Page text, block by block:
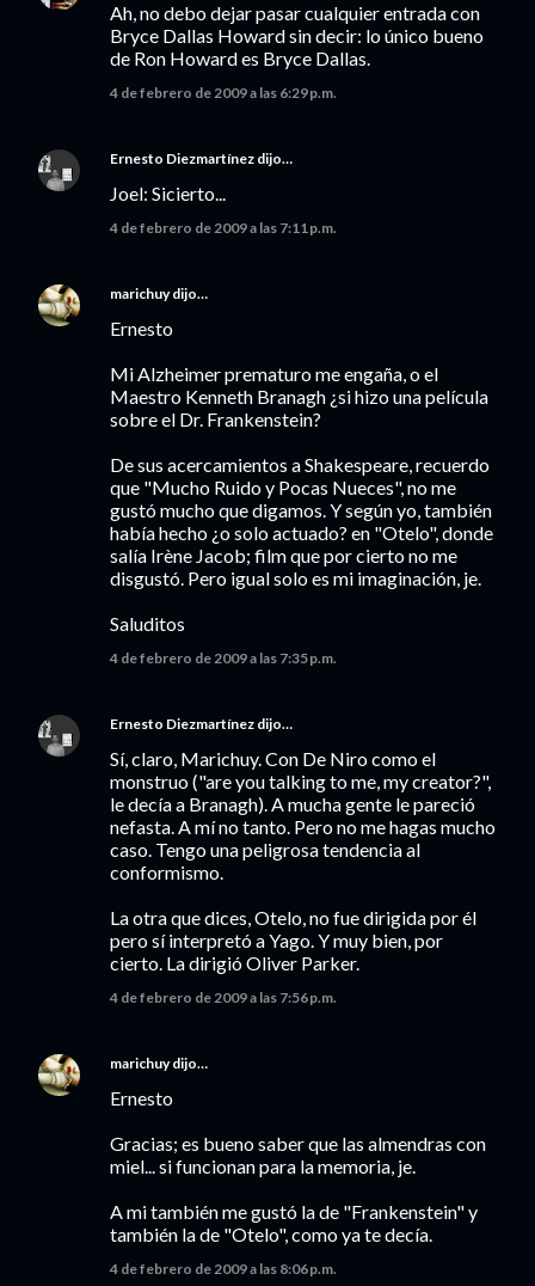
Ah, no debo dejar pasar cualquier entrada con
Bryce Dallas Howard sin decir: lo único bueno
de Ron Howard es Bryce Dallas.
4 de febrero de 2009 a las 6:29 p.m.
Ernesto Diezmartínez dijo…
Joel: Sicierto...
4 de febrero de 2009 a las 7:11 p.m.
marichuydijo…
Ernesto
Mi Alzheimer prematuro me engaña, o el
Maestro Kenneth Branagh ¿si hizo una película
sobre el Dr. Frankenstein?
De sus acercamientos a Shakespeare, recuerdo
que "Mucho Ruido y Pocas Nueces", no me
gustó mucho que digamos. Y según yo, también
había hecho ¿o solo actuado? en "Otelo", donde
salía Irène Jacob; film que por cierto no me
disgustó. Pero igual solo es mi imaginación, je.
Saluditos
4 de febrero de 2009 a las 7:35 p.m.
Ernesto Diezmartínez dijo…
Sí, claro, Marichuy. Con De Niro como el
monstruo ("are you talking to me, my creator?",
le decía a Branagh). A mucha gente le pareció
nefasta. A mí no tanto. Pero no me hagas mucho
caso. Tengo una peligrosa tendencia al
conformismo.
La otra que dices, Otelo, no fue dirigida por él
pero sí interpretó a Yago. Y muy bien, por
cierto. La dirigió Oliver Parker.
4 de febrero de 2009 a las 7:56 p.m.
marichuydijo…
Ernesto
Gracias; es bueno saber que las almendras con
miel... si funcionan para la memoria, je.
A mi también me gustó la de "Frankenstein" y
también la de "Otelo", como ya te decía.
4 de febrero de 2009 a las 8:06 p.m.